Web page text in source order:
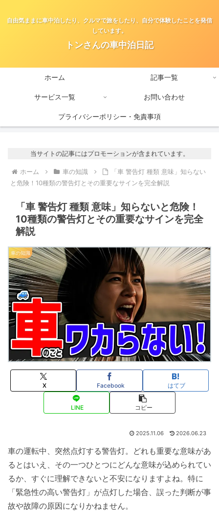
自由気ままに車中泊したり、クルマで旅をしたり、自分で体験したことを発信
しています。
トンさんの車中泊日記
ホーム 記事一覧
サービス一覧 お問い合わせ
プライバシーポリシー・免責事項
当サイトの記事にはプロモーションが含まれています。
ホーム 車の知識
「車 警告灯 種類 意味」知らない
と危険！10種類の警告灯とその重要なサインを完全解説
「車 警告灯 種類 意味」知らないと危険！
10種類の警告灯とその重要なサインを完全
解説
車の知識
X Facebook はてブ
LINE コピー
2025.11.06 2026.06.23
車の運転中、突然点灯する警告灯。どれも重要な意味があ
るとはいえ、その一つひとつにどんな意味が込められてい
るか、すぐに理解できないと不安になりますよね。特に
「緊急性の高い警告灯」が点灯した場合、誤った判断が事
故や故障の原因になりかねません。